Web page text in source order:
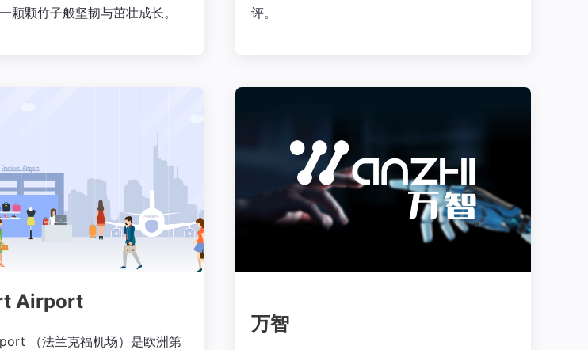
颗颗竹子般坚韧与茁壮成长。
评。
Airport
（法兰克福机场）是欧洲第
万智